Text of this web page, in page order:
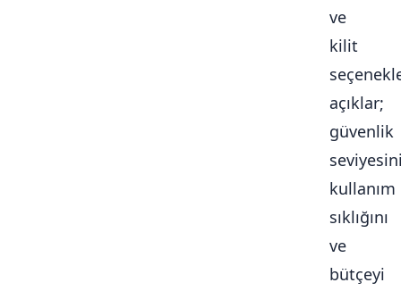
ve
kilit
açıklar;
güvenlik
kullanım
sıklığını
ve
bütçeyi